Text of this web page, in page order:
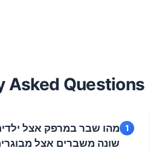
Asked Questions
1 מהו שבר במרפק אצל
שונה משברים אצל